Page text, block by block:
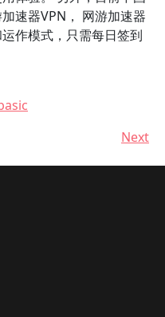
速器VPN， 网游加速器
作模式，只需每日签到
Next